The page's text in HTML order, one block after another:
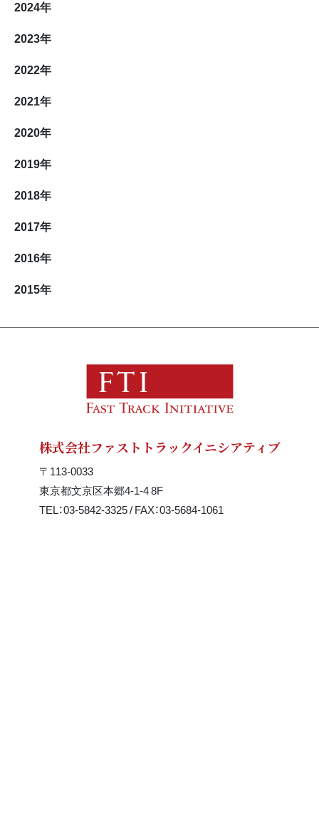
2024年
2023年
2022年
2021年
2020年
2019年
2018年
2017年
2016年
2015年
株式会社ファストトラックイニシアティブ
〒113-0033
東京都文京区本郷4-1-4 8F
TEL：03-5842-3325 / FAX：03-5684-1061